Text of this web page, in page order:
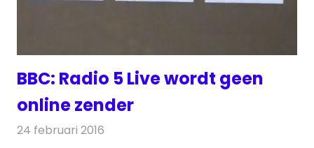
BBC: Radio 5 Live wordt geen
online zender
24 februari 2016